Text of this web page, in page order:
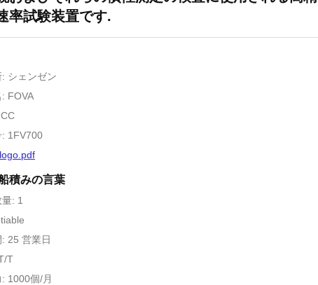
率試験装置です.
シェンゼン
FOVA
: 1FV700
積みの言葉
: 1
25 営業日
T
1000個/月